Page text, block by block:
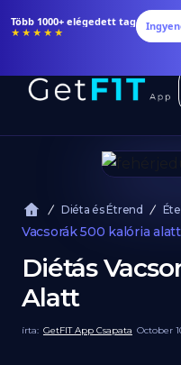
Több 1000+ elégedett tag
★★★★★
Diéta és Étrend
Vacsorák 500 kalória alatt
Diétás
Alatt
írta: GetFIT App Csapata October